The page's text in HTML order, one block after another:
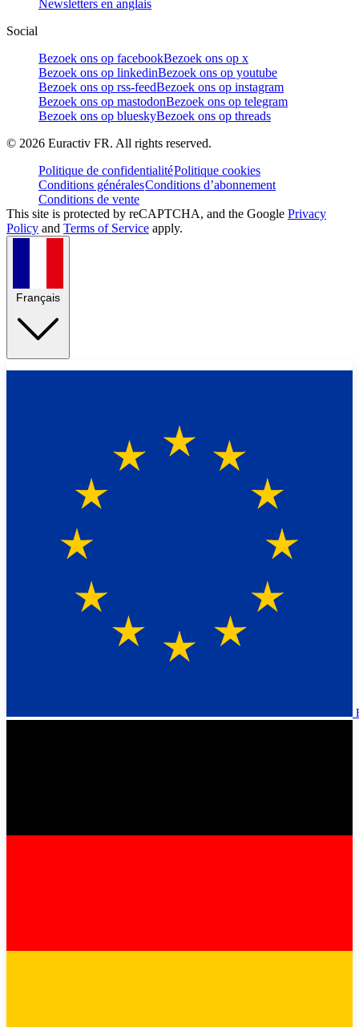
Newsletters en anglais
Social
Bezoek ons op facebookBezoek ons op x
Bezoek ons op linkedinBezoek ons op youtube
Bezoek ons op rss-feedBezoek ons op instagram
Bezoek ons op mastodonBezoek ons op telegram
Bezoek ons op blueskyBezoek ons op threads
© 2026 Euractiv FR. All rights reserved.
Politique de confidentialitéPolitique cookies
Conditions généralesConditions d’abonnement
Conditions de vente
This site is protected by reCAPTCHA, and the Google Privacy
Policy and Terms of Service apply.
Français